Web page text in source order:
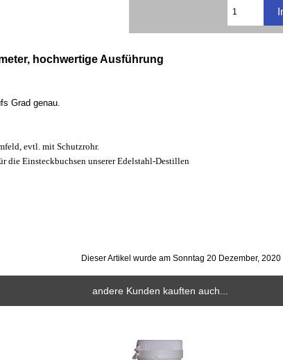
hochwertige Ausführung
Grad genau.
evtl. mit Schutzrohr.
die Einsteckbuchsen unserer Edelstahl-Destillen
Dieser Artikel wurde am Sonntag 20 Dezember, 2020
andere Kunden kauften auch...